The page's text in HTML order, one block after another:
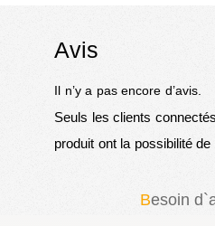
Avis
Il n’y a pas encore d’avis.
Seuls les clients
produit ont la possibilité
Besoin